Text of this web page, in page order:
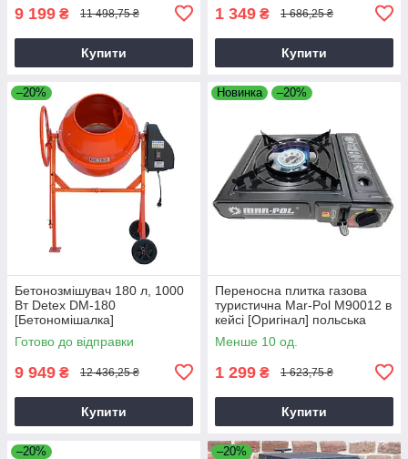
9 199 ₴ 11 498,75 ₴
Купити
1 349 ₴ 1 686,25 ₴
Купити
–20%
Бетонозмішувач 180 л, 1000
Вт Detex DM-180
[Бетономішалка]
Готово до відправки
9 949 ₴ 12 436,25 ₴
Купити
Новинка –20%
Переносна плитка газова
туристична Mar-Pol M90012 в
кейсі [Оригінал] польська
Менше 10 од.
1 299 ₴ 1 623,75 ₴
Купити
–20% –20%